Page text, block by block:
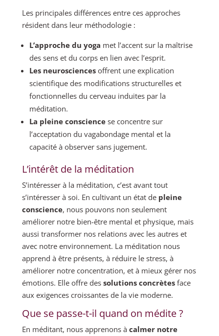
Les principales différences entre ces approches
résident dans leur méthodologie :
L’approche du yoga met l’accent sur la maîtrise
des sens et du corps en lien avec l’esprit.
Les neurosciencesoffrent une explication
scientifique des modifications structurelles et
fonctionnelles du cerveau induites par la
méditation.
La pleine consciencese concentre sur
l’acceptation du vagabondage mental et la
capacité à observer sans jugement.
L’intérêt de la méditation
S’intéresser à la méditation, c’est avant tout
s’intéresser à soi. En cultivant un état de pleine
conscience, nous pouvons non seulement
améliorer notre bien-être mental et physique, mais
aussi transformer nos relations avec les autres et
avec notre environnement. La méditation nous
apprend à être présents, à réduire le stress, à
améliorer notre concentration, et à mieux gérer nos
émotions. Elle offre des solutions concrètesface
aux exigences croissantes de la vie moderne.
Que se passe-t-il quand on médite ?
En méditant, nous apprenons à calmer notre